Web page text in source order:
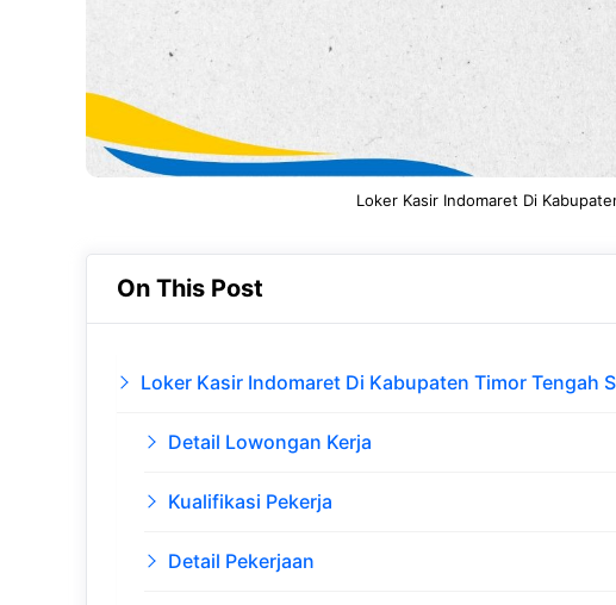
Loker Kasir Indomaret Di
On This Post
Loker Kasir Indomaret Di Kabupaten Timor Tengah
Detail Lowongan Kerja
Kualifikasi Pekerja
Detail Pekerjaan